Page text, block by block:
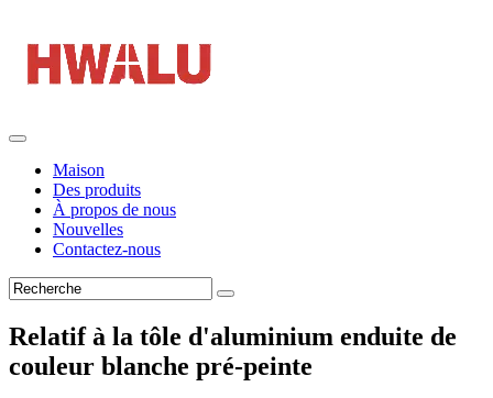
Maison
Des produits
À propos de nous
Nouvelles
Contactez-nous
Relatif à la tôle d'aluminium enduite de
couleur blanche pré-peinte